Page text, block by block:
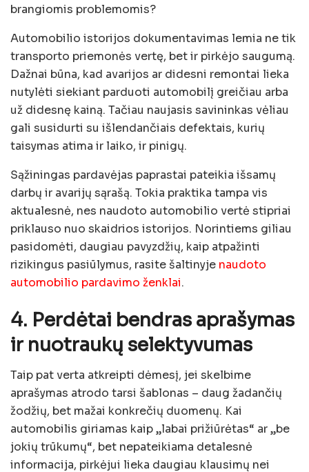
brangiomis problemomis?
Automobilio istorijos dokumentavimas lemia ne tik
transporto priemonės vertę, bet ir pirkėjo saugumą.
Dažnai būna, kad avarijos ar didesni remontai lieka
nutylėti siekiant parduoti automobilį greičiau arba
už didesnę kainą. Tačiau naujasis savininkas vėliau
gali susidurti su išlendančiais defektais, kurių
taisymas atima ir laiko, ir pinigų.
Sąžiningas pardavėjas paprastai pateikia išsamų
darbų ir avarijų sąrašą. Tokia praktika tampa vis
aktualesnė, nes naudoto automobilio vertė stipriai
priklauso nuo skaidrios istorijos. Norintiems giliau
pasidomėti, daugiau pavyzdžių, kaip atpažinti
rizikingus pasiūlymus, rasite šaltinyje naudoto
automobilio pardavimo ženklai.
4. Perdėtai bendras aprašymas
ir nuotraukų selektyvumas
Taip pat verta atkreipti dėmesį, jei skelbime
aprašymas atrodo tarsi šablonas – daug žadančių
žodžių, bet mažai konkrečių duomenų. Kai
automobilis giriamas kaip „labai prižiūrėtas“ ar „be
jokių trūkumų“, bet nepateikiama detalesnė
informacija, pirkėjui lieka daugiau klausimų nei